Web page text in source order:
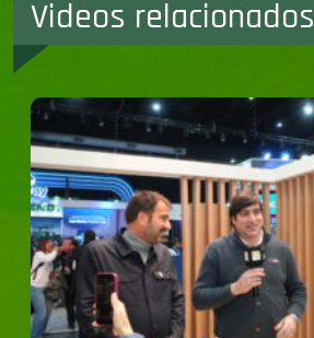
Videos relacionados